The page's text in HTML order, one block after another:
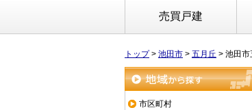
売買戸建
トップ> 池田市 > 五月丘 > 池田市
地域から探す
市区町村